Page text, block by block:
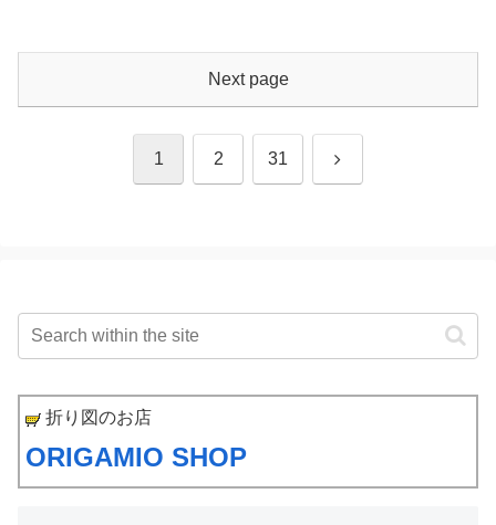
Next page
1 2 31 Next
折り図のお店
ORIGAMIO SHOP